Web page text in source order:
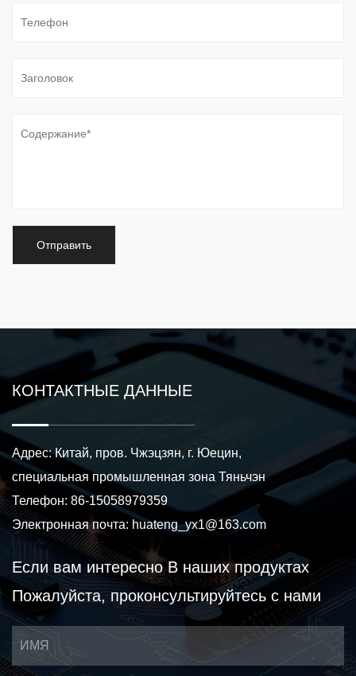
КОНТАКТНЫЕ ДАННЫЕ
Адрес: Китай, пров. Чжэцзян, г. Юецин,
специальная промышленная зона Тяньчэн
Телефон: 86-15058979359
Электронная почта: huateng_yx1@163.com
Если вам интересноВ наших продуктах
Пожалуйста, проконсультируйтесь с нами